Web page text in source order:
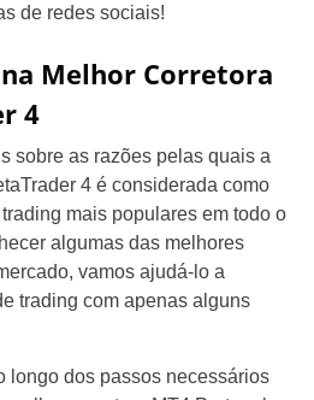
de redes sociais!
Melhor Corretora
4
sobre as razões pelas quais a
4 é considerada como
mais populares em todo o
algumas das melhores
vamos ajudá-lo a
trading com apenas alguns
longo dos passos necessários